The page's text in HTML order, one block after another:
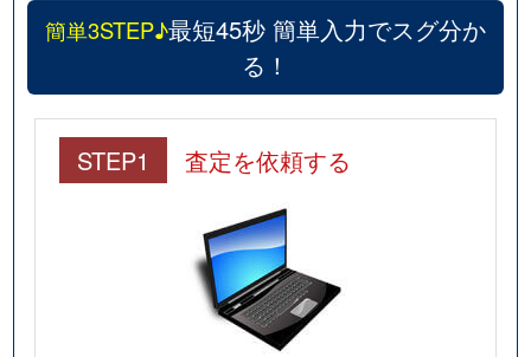
簡単3STEP♪最短45秒 簡単入力でスグ分か
る！
STEP1 査定を依頼する